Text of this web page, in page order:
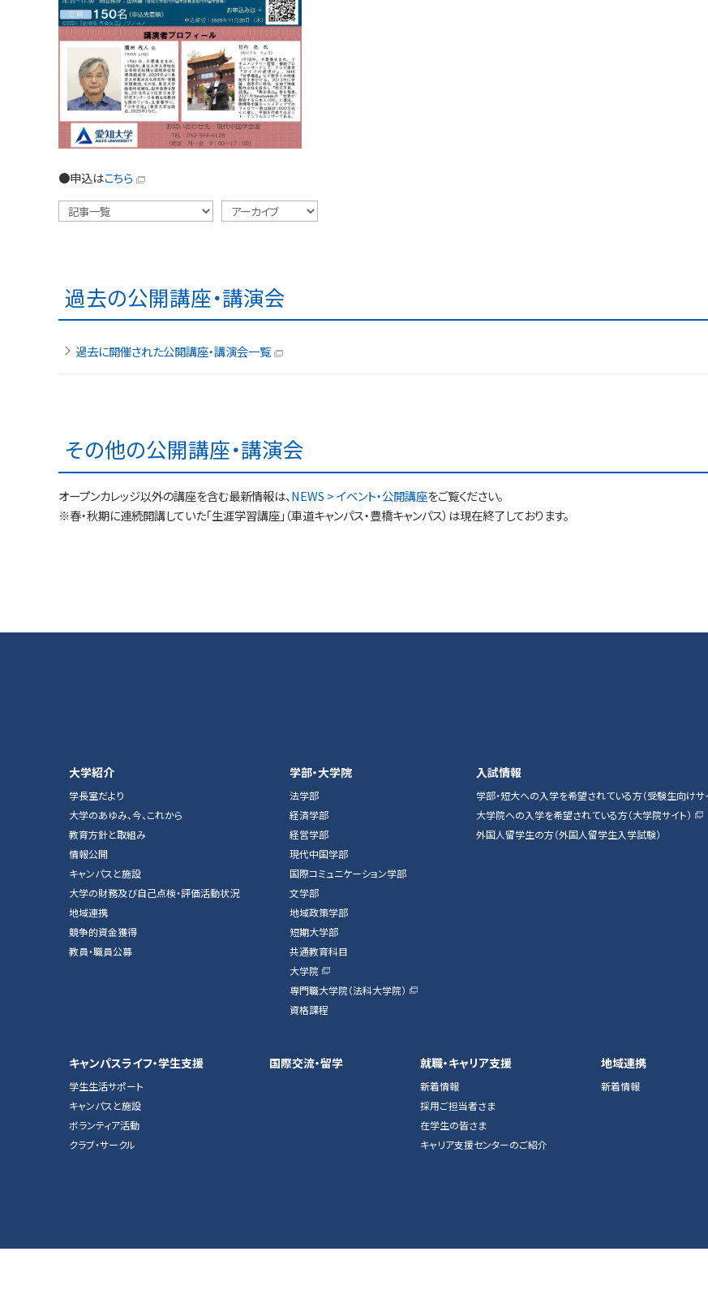
●申込はこちら
過去の公開講座・講演会
過去に開催された公開講座・講演会一覧
その他の公開講座・講演会
オープンカレッジ以外の講座を含む最新情報は、NEWS > イベント・公開講座をご覧ください。
※春・秋期に連続開講していた「生涯学習講座」（車道キャンパス・豊橋キャンパス）は現在終了しております。
大学紹介
学長室だより
大学のあゆみ、今、これから
教育方針と取組み
情報公開
キャンパスと施設
大学の財務及び自己点検・評価活動状況
地域連携
競争的資金獲得
教員・職員公募
学部・大学院
法学部
経済学部
経営学部
現代中国学部
国際コミュニケーション学部
文学部
地域政策学部
短期大学部
共通教育科目
大学院
専門職大学院（法科大学院）
資格課程
入試情報
学部・短大への入学を希望されている方（受験生向けサ
大学院への入学を希望されている方（大学院サイト）
外国人留学生の方（外国人留学生入学試験）
キャンパスライフ・学生支援
学生生活サポート
キャンパスと施設
ボランティア活動
クラブ・サークル
国際交流・留学 就職・キャリア支援
新着情報
採用ご担当者さま
在学生の皆さま
キャリア支援センターのご紹介
地域連携
新着情報